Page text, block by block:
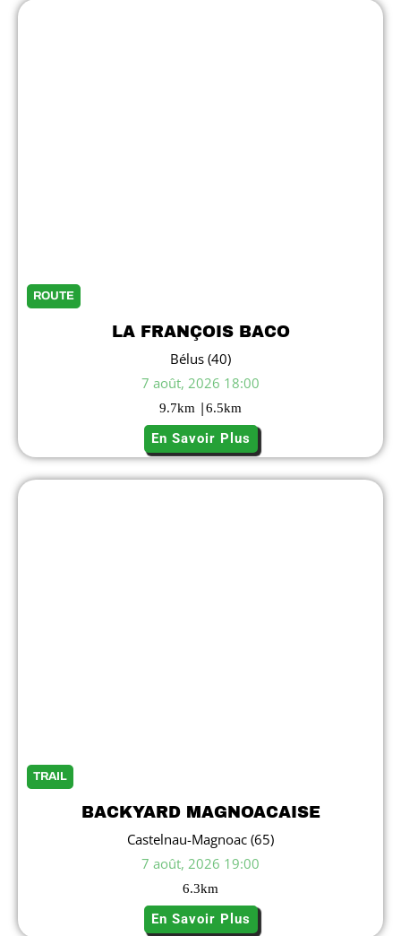
ROUTE
LA FRANÇOIS BACO
Bélus (40)
7 août, 2026 18:00
9.7km |6.5km
En Savoir Plus
TRAIL
BACKYARD MAGNOACAISE
Castelnau-Magnoac (65)
7 août, 2026 19:00
6.3km
En Savoir Plus